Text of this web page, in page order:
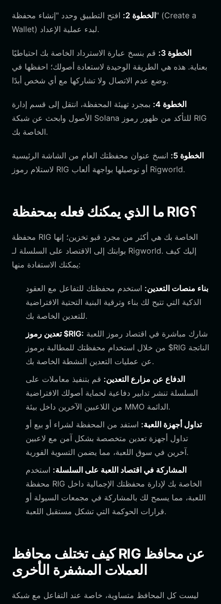
الخطوة 2:
افتح التطبيق وحدد "إنشاء محفظة" (Create a
Wallet) لبدء عملية الإعداد.
الخطوة 3:
قم بنسخ عبارة الاسترداد الخاصة بك احتياطيًا
بعناية. هذه هي الطريقة الوحيدة لاستعادة أصولك؛ احفظها في
وضع عدم الاتصال ولا تشاركها مع أي شخص أبدًا.
الخطوة 4:
بمجرد تهيئة المحفظة، انتقل إلى قسم إدارة
الأصول وابحث عن شبكة Solana للتأكد من ظهور رموز RIG
الخاصة بك.
الخطوة 5:
انسخ عنوان محفظتك العام من الشاشة الرئيسية
لاستلام رموز RIG أو توصيلها بواجهة ألعاب Rigworld.
ما الذي يمكنك فعله بمحفظة RIG؟
محفظة RIG الخاصة بك هي أكثر من مجرد قبو تخزين؛ إنها
بوابتك إلى الاقتصاد على السلسلة لـ Rigworld. إليك كيف
يمكنك الاستفادة منها:
بناء منصات التعدين: استخدم محفظتك للتفاعل مع العقود
الذكية التي تتيح لك بناء وترقية البنية التحتية الافتراضية
للتعدين الخاصة بك.
تعدين رموز $RIG:
من خلال استخدام محفظتك للمطالبة برموز $RIG الناتجة
عن عمليات التعدين النشطة الخاصة بك.
الدفاع عن مزارع التعدين: قم بتنفيذ معاملات على
السلسلة تنشر تدابير دفاعية لحماية أصولك الافتراضية
من اللاعبين الآخرين داخل بيئة MMO الدائمة.
تداول أجهزة اللعبة: استفد من المحفظة لشراء أو بيع أو
تداول أجهزة تعدين متخصصة بشكل آمن مع لاعبين
آخرين في سوق اللعبة، مما يضمن التسوية الفورية.
المشاركة في اقتصاد اللعبة على السلسلة: استخدم
محفظة RIG الخاصة بك لإدارة محفظتك الإجمالية داخل
اللعبة، مما يسمح لك بالمشاركة في مجمعات السيولة أو
قرارات الحوكمة التي تشكل مستقبل اللعبة.
كيف تختلف محافظ RIG عن محافظ
العملات المشفرة الأخرى
ليست كل المحافظ متساوية، خاصة عند التفاعل مع شبكة